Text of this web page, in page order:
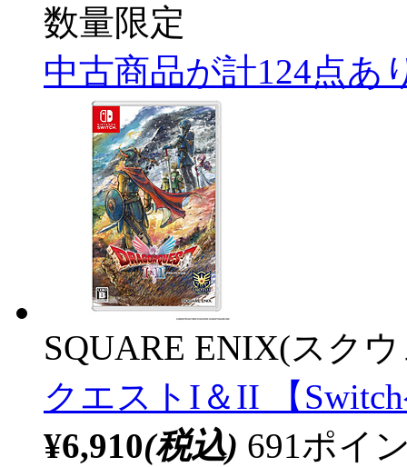
数量限定
中古商品が計124点あ
SQUARE ENIX(スク
クエストI＆II 【
¥6,910(税込) 691ポイ